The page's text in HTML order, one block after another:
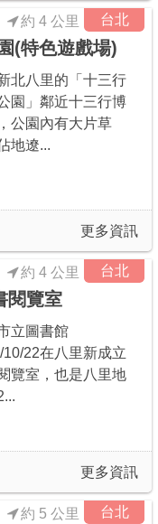
台北
(特色遊戲場)
約 4 公里
北八里的「十三行
園」鄰近十三行博
公園內有大片草
地遼...
更多資訊
台北
閱覽室
約 4 公里
立圖書館
10/22在八里新成立
覽室，也是八里地
更多資訊
台北
約 5 公里